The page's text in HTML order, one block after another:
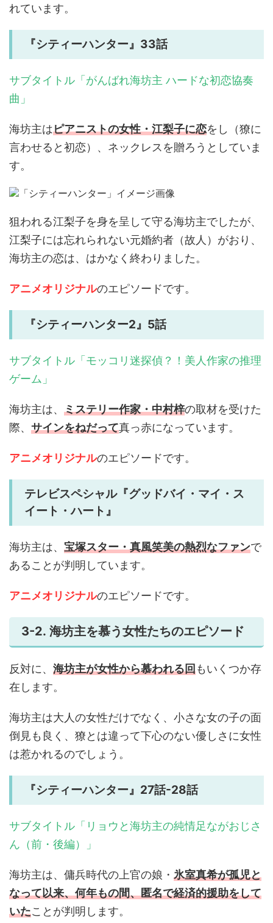
れています。
『シティーハンター』33話
サブタイトル「がんばれ海坊主 ハードな初恋協奏
曲」
海坊主はピアニストの女性・江梨子に恋をし（獠に
言わせると初恋）、ネックレスを贈ろうとしていま
す。
狙われる江梨子を身を呈して守る海坊主でしたが、
江梨子には忘れられない元婚約者（故人）がおり、
海坊主の恋は、はかなく終わりました。
アニメオリジナルのエピソードです。
『シティーハンター2』5話
サブタイトル「モッコリ迷探偵？！美人作家の推理
ゲーム」
海坊主は、 ミステリー作家・中村梓の取材を受けた
際、 サインをねだって真っ赤になっています。
アニメオリジナルのエピソードです。
テレビスペシャル『グッドバイ・マイ・ス
イート・ハート』
海坊主は、 宝塚スター・真風笑美の熱烈なファンで
あることが判明しています。
アニメオリジナルのエピソードです。
3-2. 海坊主を慕う女性たちのエピソード
反対に、 海坊主が女性から慕われる回もいくつか存
在します。
海坊主は大人の女性だけでなく、小さな女の子の面
倒見も良く、獠とは違って下心のない優しさに女性
は惹かれるのでしょう。
『シティーハンター』27話-28話
サブタイトル「リョウと海坊主の純情足ながおじさ
ん（前・後編）」
海坊主は、傭兵時代の上官の娘・ 氷室真希が孤児と
なって以来、何年もの間、匿名で経済的援助をして
いたことが判明します。